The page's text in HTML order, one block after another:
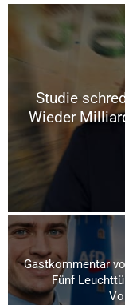
Studie
Wieder
Gastkommentar
Fünf